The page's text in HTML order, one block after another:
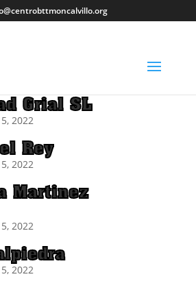
Grial SL
2022
Rey
2022
Martinez
2022
2022